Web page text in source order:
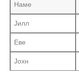
Наме
Јилл
Еве
Јохн